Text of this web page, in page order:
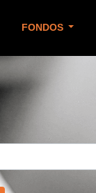
FONDOS